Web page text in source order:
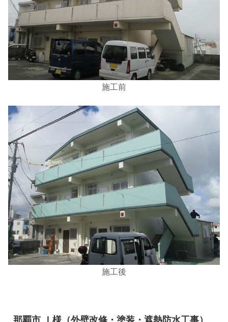
施工前
施工後
那覇市 Ｉ様（外壁改修・塗装・遮熱防水工事）